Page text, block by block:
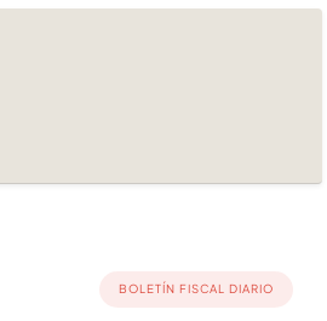
BOLETÍN FISCAL DIARIO